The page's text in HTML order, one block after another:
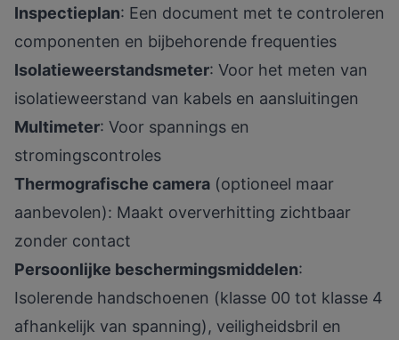
Inspectieplan: Een document met te controleren
componenten en bijbehorende frequenties
Isolatieweerstandsmeter: Voor het meten van
isolatieweerstand van kabels en aansluitingen
Multimeter: Voor spannings en
stromingscontroles
Thermografische camera (optioneel maar
aanbevolen): Maakt oververhitting zichtbaar
zonder contact
Persoonlijke beschermingsmiddelen:
Isolerende handschoenen (klasse 00 tot klasse 4
afhankelijk van spanning), veiligheidsbril en